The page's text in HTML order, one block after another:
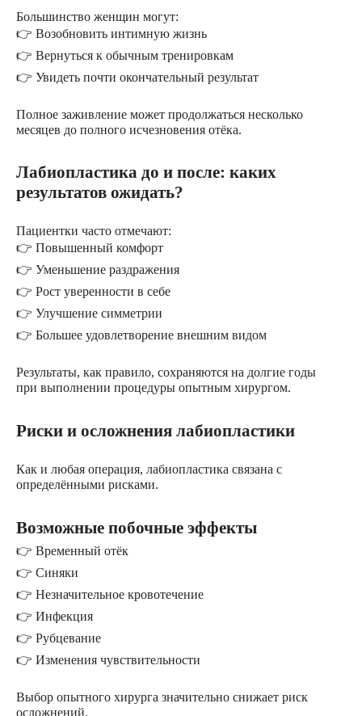
Большинство женщин могут:
👉 Возобновить интимную жизнь
👉 Вернуться к обычным тренировкам
👉 Увидеть почти окончательный результат
Полное заживление может продолжаться несколько
месяцев до полного исчезновения отёка.
Лабиопластика до и после: каких
результатов ожидать?
Пациентки часто отмечают:
👉 Повышенный комфорт
👉 Уменьшение раздражения
👉 Рост уверенности в себе
👉 Улучшение симметрии
👉 Большее удовлетворение внешним видом
Результаты, как правило, сохраняются на долгие годы
при выполнении процедуры опытным хирургом.
Риски и осложнения лабиопластики
Как и любая операция, лабиопластика связана с
определёнными рисками.
Возможные побочные эффекты
👉 Временный отёк
👉 Синяки
👉 Незначительное кровотечение
👉 Инфекция
👉 Рубцевание
👉 Изменения чувствительности
Выбор опытного хирурга значительно снижает риск
осложнений.